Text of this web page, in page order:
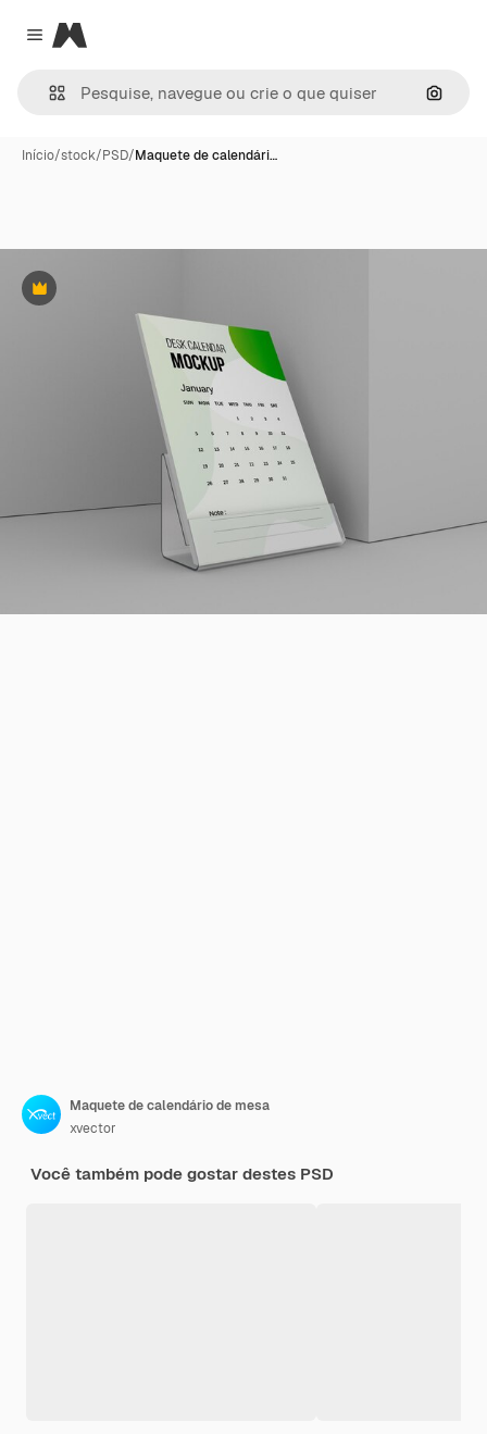
Close menu
Magnific
Início/stock/PSD/Maquete de calendári…
Premium
Maquete de calendário de mesa
xvector
Você também pode gostar destes PSD